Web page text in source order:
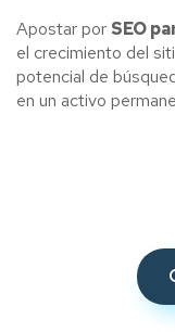
Apostar por SEO
el crecimiento del
potencial de
en un activo